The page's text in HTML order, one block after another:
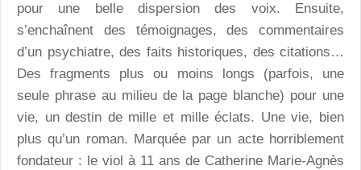
pour une belle dispersion des voix. Ensuite,
s’enchaînent des témoignages, des commentaires
d’un psychiatre, des faits historiques, des citations…
Des fragments plus ou moins longs (parfois, une
seule phrase au milieu de la page blanche) pour une
vie, un destin de mille et mille éclats. Une vie, bien
plus qu’un roman. Marquée par un acte horriblement
fondateur : le viol à 11 ans de Catherine Marie-Agnès